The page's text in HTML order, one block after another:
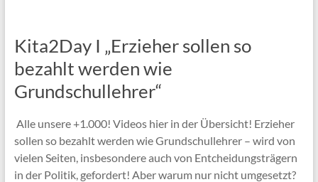
Kita2Day I „Erzieher sollen so
bezahlt werden wie
Grundschullehrer“
Alle unsere +1.000! Videos hier in der Übersicht! Erzieher
sollen so bezahlt werden wie Grundschullehrer – wird von
vielen Seiten, insbesondere auch von Entcheidungsträgern
in der Politik, gefordert! Aber warum nur nicht umgesetzt?